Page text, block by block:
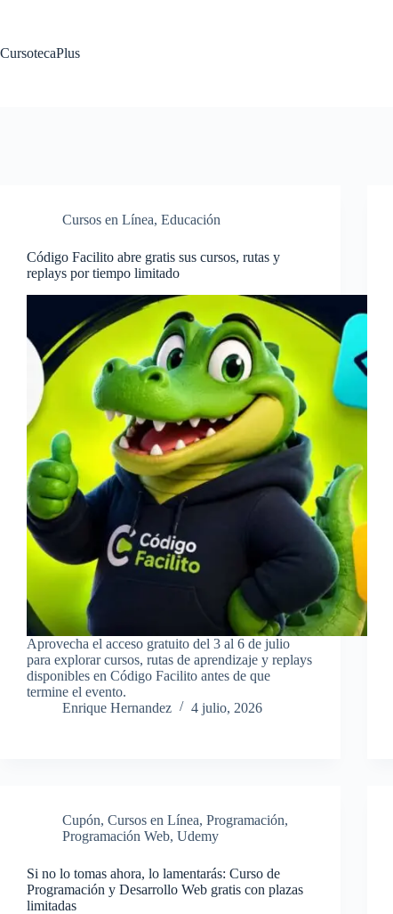
CursotecaPlus
Cursos en Línea, Educación
Código Facilito abre gratis sus cursos, rutas y
replays por tiempo limitado
Aprovecha el acceso gratuito del 3 al 6 de julio
para explorar cursos, rutas de aprendizaje y replays
disponibles en Código Facilito antes de que
termine el evento.
Enrique Hernandez
4 julio, 2026
Cupón, Cursos en Línea, Programación,
Programación Web, Udemy
Si no lo tomas ahora, lo lamentarás: Curso de
Programación y Desarrollo Web gratis con plazas
limitadas